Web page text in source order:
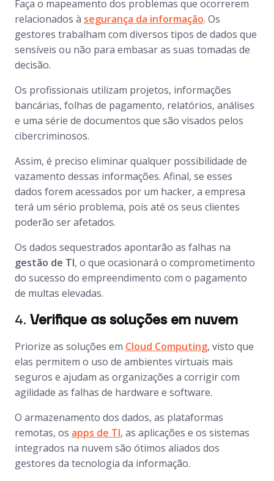
Faça o mapeamento dos problemas que ocorrerem
relacionados à segurança da informação. Os
gestores trabalham com diversos tipos de dados que
sensíveis ou não para embasar as suas tomadas de
decisão.
Os profissionais utilizam projetos, informações
bancárias, folhas de pagamento, relatórios, análises
e uma série de documentos que são visados pelos
cibercriminosos.
Assim, é preciso eliminar qualquer possibilidade de
vazamento dessas informações. Afinal, se esses
dados forem acessados por um hacker, a empresa
terá um sério problema, pois até os seus clientes
poderão ser afetados.
Os dados sequestrados apontarão as falhas na
gestão de TI, o que ocasionará o comprometimento
do sucesso do empreendimento com o pagamento
de multas elevadas.
4. Verifique as soluções em nuvem
Priorize as soluções em Cloud Computing, visto que
elas permitem o uso de ambientes virtuais mais
seguros e ajudam as organizações a corrigir com
agilidade as falhas de hardware e software.
O armazenamento dos dados, as plataformas
remotas, os apps de TI, as aplicações e os sistemas
integrados na nuvem são ótimos aliados dos
gestores da tecnologia da informação.